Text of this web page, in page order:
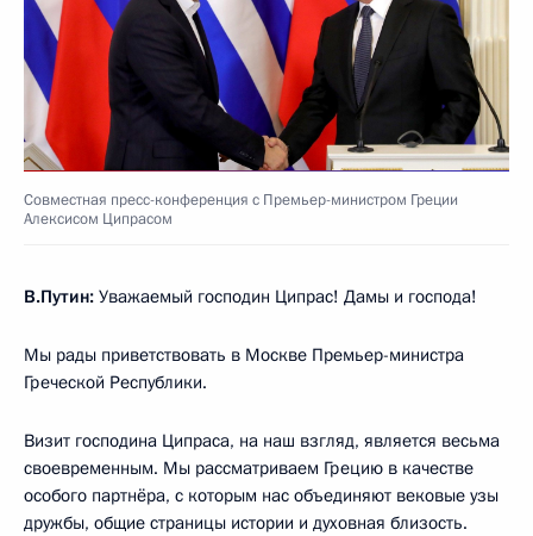
Совместная пресс-конференция с Премьер-министром Греции
Алексисом Ципрасом
В.Путин: Уважаемый господин Ципрас! Дамы и господа!
Мы рады приветствовать в Москве Премьер-министра
Греческой Республики.
Визит господина Ципраса, на наш взгляд, является весьма
своевременным. Мы рассматриваем Грецию в качестве
особого партнёра, с которым нас объединяют вековые узы
дружбы, общие страницы истории и духовная близость.